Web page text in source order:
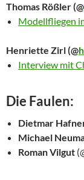
Thomas Rößler(@
Modellfliegen
Henriette Zirl(@
Interview mit
Die Faulen:
Dietmar
Michael
Roman Vilgut